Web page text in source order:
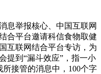
举报核心、中国互联网
合平台邀请科信食物取健
互联网结合平台专访，为
提到“漏斗效应”，指一小
接管的消息中，100个字